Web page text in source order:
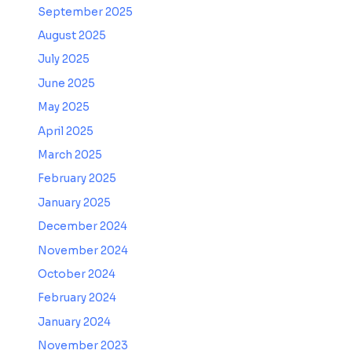
September 2025
August 2025
July 2025
June 2025
May 2025
April 2025
March 2025
February 2025
January 2025
December 2024
November 2024
October 2024
February 2024
January 2024
November 2023